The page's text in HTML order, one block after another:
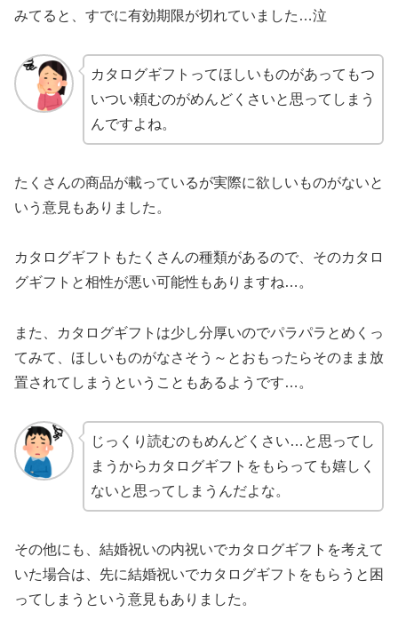
みてると、すでに有効期限が切れていました…泣
カタログギフトってほしいものがあってもつ
いつい頼むのがめんどくさいと思ってしまう
んですよね。
たくさんの商品が載っているが実際に欲しいものがないと
いう意見もありました。
カタログギフトもたくさんの種類があるので、そのカタロ
グギフトと相性が悪い可能性もありますね…。
また、カタログギフトは少し分厚いのでパラパラとめくっ
てみて、ほしいものがなさそう～とおもったらそのまま放
置されてしまうということもあるようです…。
じっくり読むのもめんどくさい…と思ってし
まうからカタログギフトをもらっても嬉しく
ないと思ってしまうんだよな。
その他にも、結婚祝いの内祝いでカタログギフトを考えて
いた場合は、先に結婚祝いでカタログギフトをもらうと困
ってしまうという意見もありました。